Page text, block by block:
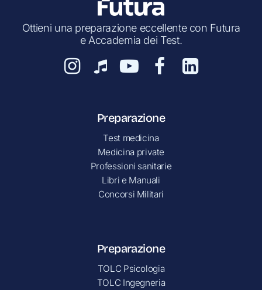
Ottieni una preparazione eccellente con Futura
e Accademia dei Test.
Preparazione
Test medicina
Medicina private
Professioni sanitarie
Libri e Manuali
Concorsi Militari
Preparazione
TOLC Psicologia
TOLC Ingegneria